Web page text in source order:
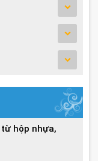
hộp nhựa,